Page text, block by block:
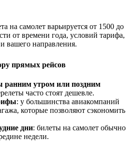
на самолет варьируется от 1500 до
от времени года, условий тарифа,
вашего направления.
прямых рейсов
ранним утром или поздним
часто стоят дешевле.
: у большинства авиакомпаний
которые позволяют сэкономить
дни: билеты на самолет обычно
недели.